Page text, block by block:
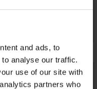
and ads, to
analyse our traffic.
use of our site with
partners who